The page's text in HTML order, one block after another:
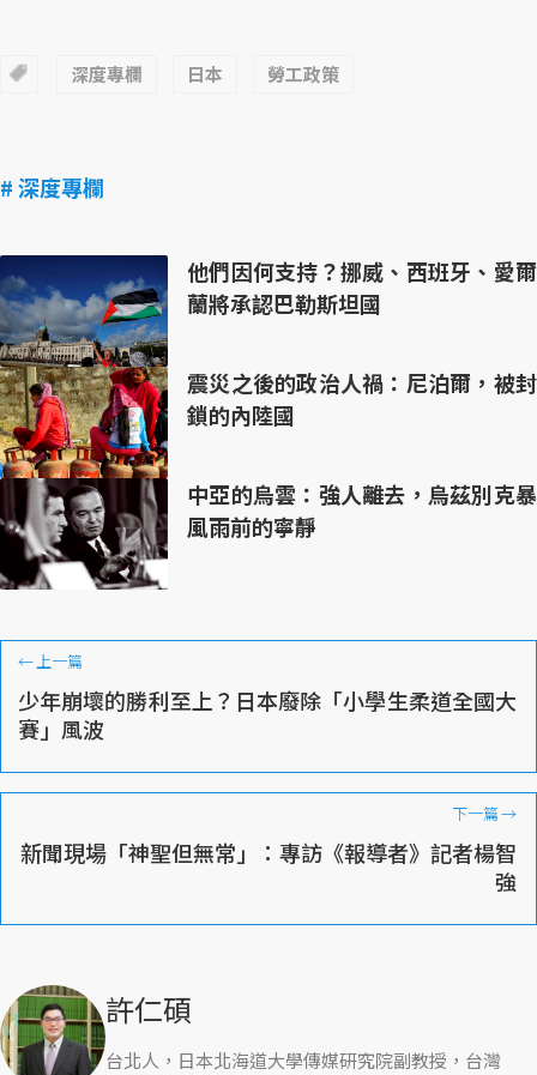
深度專欄 日本 勞工政策
# 深度專欄
他們因何支持？挪威、西班牙、愛爾
蘭將承認巴勒斯坦國
震災之後的政治人禍：尼泊爾，被封
鎖的內陸國
中亞的烏雲：強人離去，烏茲別克暴
風雨前的寧靜
←上一篇
少年崩壞的勝利至上？日本廢除「小學生柔道全國大
賽」風波
下一篇→
新聞現場「神聖但無常」：專訪《報導者》記者楊智
強
許仁碩
台北人，日本北海道大學傳媒研究院副教授，台灣